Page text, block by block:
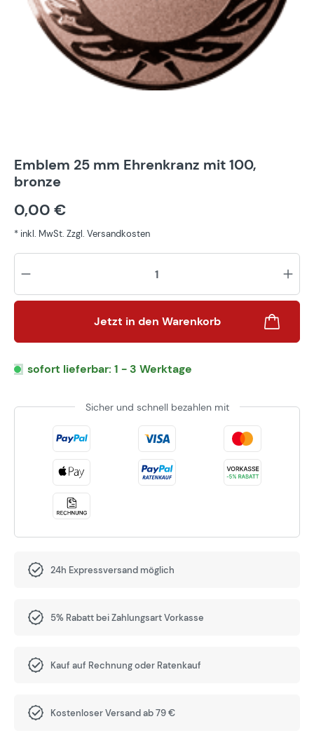
Emblem 25 mm Ehrenkranz mit 100,
bronze
0,00 €
* inkl. MwSt. Zzgl. Versandkosten
Jetzt in den Warenkorb
sofort lieferbar: 1 - 3 Werktage
Sicher und schnell bezahlen mit
24h Expressversand möglich
5% Rabatt bei Zahlungsart Vorkasse
Kauf auf Rechnung oder Ratenkauf
Kostenloser Versand ab 79 €